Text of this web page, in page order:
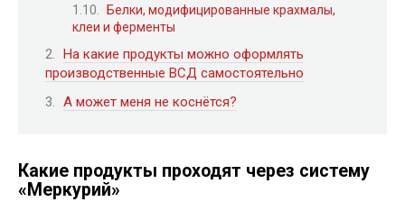
Белки, модифицированные крахмалы,
клеи и ферменты
На какие продукты можно оформлять
производственные ВСД самостоятельно
А может меня не коснётся?
Какие продукты проходят через систему
«Меркурий»